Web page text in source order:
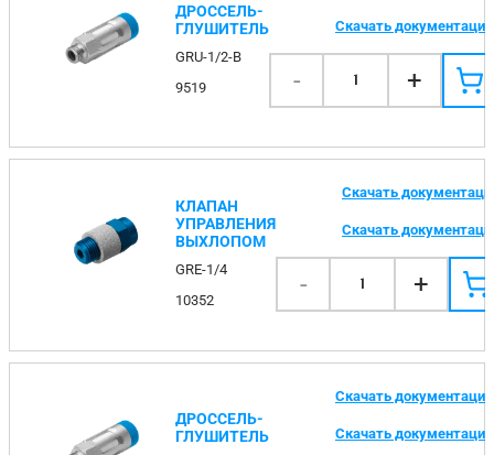
ДРОССЕЛЬ-
ГЛУШИТЕЛЬ
GRU-1/2-B
9519
Скачать
- 1 +
КЛАПАН
УПРАВЛЕНИЯ
ВЫХЛОПОМ
GRE-1/4
10352
Скачать
Скачать
- 1 +
ДРОССЕЛЬ-
ГЛУШИТЕЛЬ
Скачать
Скачать